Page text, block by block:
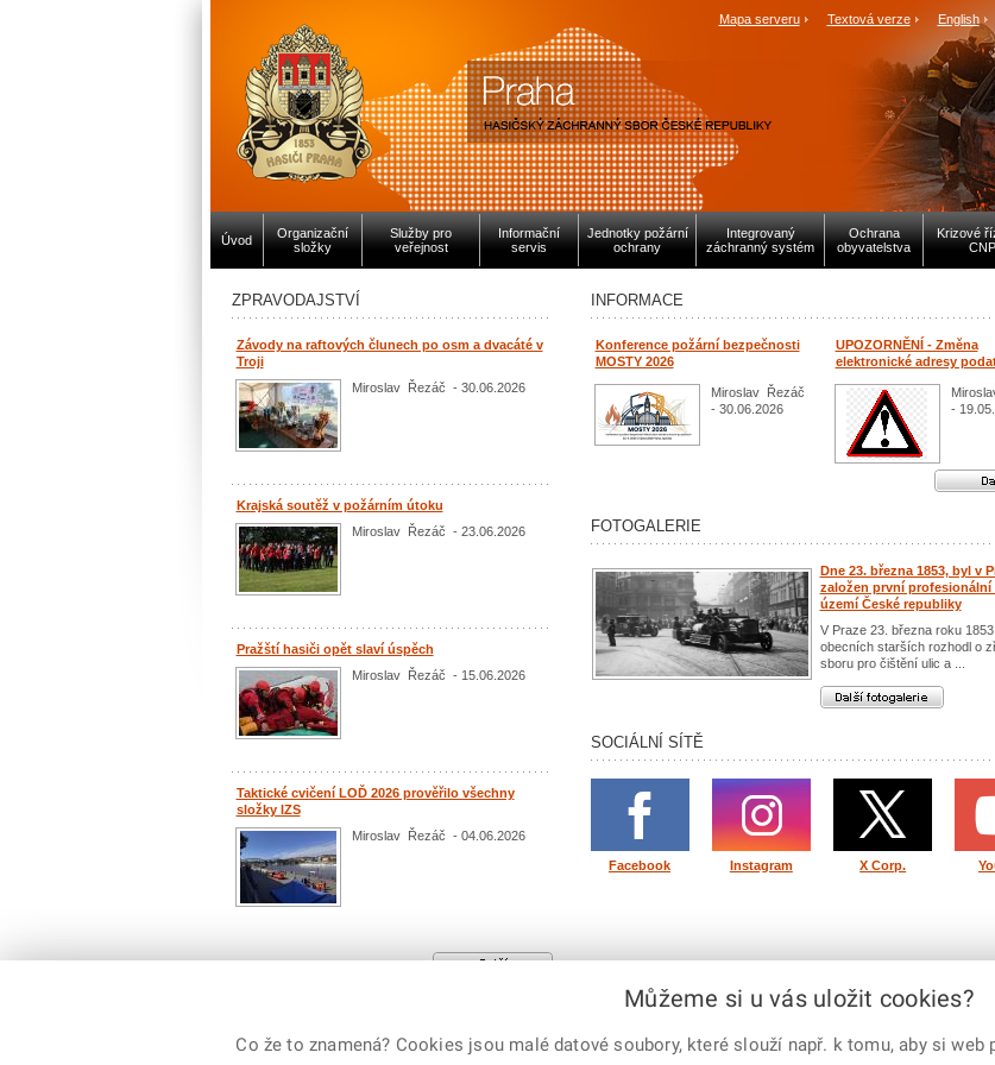
Mapa serveru Textová verze English
Úvod
Organizační
složky
Služby pro
veřejnost
Informační
servis
Jednotky požární
ochrany
Integrovaný
záchranný systém
Ochrana
obyvatelstva
Krizové
CNP
ZPRAVODAJSTVÍ
Závody na raftových člunech po osm a dvacáté v
Troji
Miroslav Řezáč - 30.06.2026
Krajská soutěž v požárním útoku
Miroslav Řezáč - 23.06.2026
Pražští hasiči opět slaví úspěch
Miroslav Řezáč - 15.06.2026
Taktické cvičení LOĎ 2026 prověřilo všechny
složky IZS
Miroslav Řezáč - 04.06.2026
Další aktuality
INFORMACE
Konference požární bezpečnosti
MOSTY 2026
Miroslav Řezáč
- 30.06.2026
UPOZORNĚNÍ - Změna
elektronické adresy
-
FOTOGALERIE
Dne 23. března 1853, byl v
založen první profesionální
území České republiky
V Praze 23. března roku
obecních starších rozhodl o
sboru pro čištění ulic a ...
Další fotogalerie
SOCIÁLNÍ SÍTĚ
Facebook Instagram X Corp.
Můžeme si u vás uložit cookies?
Co že to znamená? Cookies jsou malé datové soubory, které slouží např. k tomu, aby si